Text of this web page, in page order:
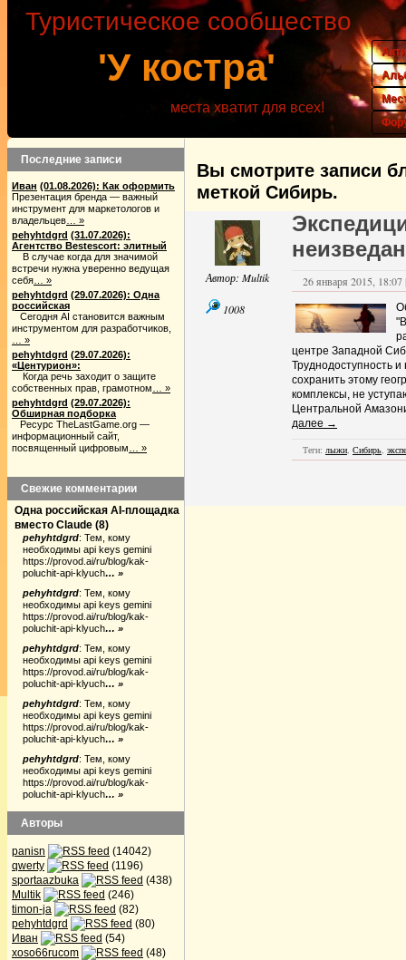
'У костра'
Туристическое сообщество
места хватит для всех!
Вы смотрите записи
меткой Сибирь.
Автор: Multik
1008
26 января 2015,
центре Западной
Труднодоступность
сохранить этому
комплексы, не
Центральной
далее →
Теги: лыжи, Сибирь,
Последние записи
Иван (01.08.2026): Как оформить
Презентация бренда — важный
инструмент для маркетологов и
владельцев … »
pehyhtdgrd (31.07.2026):
Агентство Bestescort: элитный
В случае когда для значимой
встречи нужна уверенно ведущая
себя … »
pehyhtdgrd (29.07.2026): Одна
российская
Сегодня AI становится важным
инструментом для разработчиков,
… »
pehyhtdgrd (29.07.2026):
«Центурион»:
Когда речь заходит о защите
собственных прав, грамотном … »
pehyhtdgrd (29.07.2026):
Обширная подборка
Ресурс TheLastGame.org —
информационный сайт,
посвященный цифровым … »
Свежие комментарии
Одна российская AI-площадка
вместо Claude (8)
pehyhtdgrd: Тем, кому
необходимы api keys gemini
https://provod.ai/ru/blog/kak-
poluchit-api-klyuch… »
pehyhtdgrd: Тем, кому
необходимы api keys gemini
https://provod.ai/ru/blog/kak-
poluchit-api-klyuch… »
pehyhtdgrd: Тем, кому
необходимы api keys gemini
https://provod.ai/ru/blog/kak-
poluchit-api-klyuch… »
pehyhtdgrd: Тем, кому
необходимы api keys gemini
https://provod.ai/ru/blog/kak-
poluchit-api-klyuch… »
pehyhtdgrd: Тем, кому
необходимы api keys gemini
https://provod.ai/ru/blog/kak-
poluchit-api-klyuch… »
Авторы
panisn
(14042)
qwerty
(1196)
sportaazbuka
(438)
Multik
(246)
timon-ja
(82)
pehyhtdgrd
(80)
Иван
(54)
xoso66rucom
(48)